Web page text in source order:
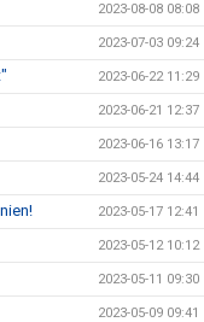
2023-08-08 08:08
2023-07-03 09:24
2023-06-22 11:29
2023-06-21 12:37
2023-06-16 13:17
2023-05-24 14:44
2023-05-17 12:41
2023-05-12 10:12
2023-05-11 09:30
2023-05-09 09:41